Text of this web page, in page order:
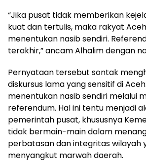
“Jika pusat tidak memberikan
kuat dan tertulis, maka rakyat
menentukan nasib sendiri.
terakhir,” ancam Alhalim dengan
Pernyataan tersebut sontak
diskursus lama yang sensitif di
menentukan nasib sendiri melalui
referendum. Hal ini tentu menjadi
pemerintah pusat, khususnya
tidak bermain-main dalam
perbatasan dan integritas wilayah
menyangkut marwah daerah.